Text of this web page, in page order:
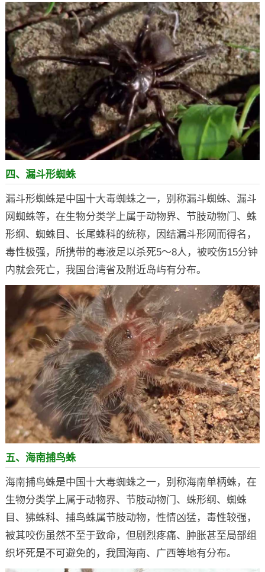
四、漏斗形蜘蛛
漏斗形蜘蛛是中国十大毒蜘蛛之一，别称漏斗蜘蛛、漏斗
网蜘蛛等，在生物分类学上属于动物界、节肢动物门、蛛
形纲、蜘蛛目、长尾蛛科的统称，因结漏斗形网而得名，
毒性极强，所携带的毒液足以杀死5～8人，被咬伤15分钟
内就会死亡，我国台湾省及附近岛屿有分布。
五、海南捕鸟蛛
海南捕鸟蛛是中国十大毒蜘蛛之一，别称海南单柄蛛，在
生物分类学上属于动物界、节肢动物门、蛛形纲、蜘蛛
目、狒蛛科、捕鸟蛛属节肢动物，性情凶猛，毒性较强，
被其咬伤虽然不至于致命，但剧烈疼痛、肿胀甚至局部组
织坏死是不可避免的，我国海南、广西等地有分布。